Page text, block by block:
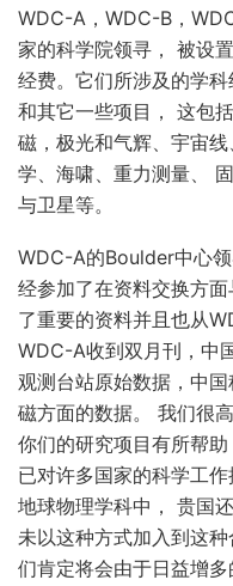
WDC-A，WDC-B，
家的科学院领寻， 被设
经费。它们所涉及的学
和其它一些项目， 这包
磁，极光和气辉、宇宙
学、海啸、重力测量、
与卫星等。
WDC-A的Boulder中心
经参加了在资料交换方
了重要的资料并且也从
WDC-A收到双月刊，中
观测台站原始数据，中
磁方面的数据。 我们很
你们的研究项目有所帮
已对许多国家的科学工
地球物理学科中， 贵国
未以这种方式加入到这
们肯定将会由于日益增